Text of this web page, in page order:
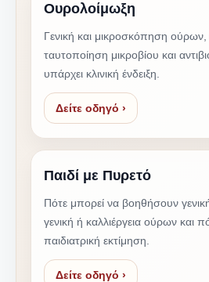
Ουρολοίμωξη
Γενική και μικροσκόπηση ούρων,
ταυτοποίηση μικροβίου και
υπάρχει κλινική ένδειξη.
Δείτε οδηγό ›
Παιδί με Πυρετό
Πότε μπορεί να βοηθήσουν
γενική ή καλλιέργεια ούρων και
παιδιατρική εκτίμηση.
Δείτε οδηγό ›